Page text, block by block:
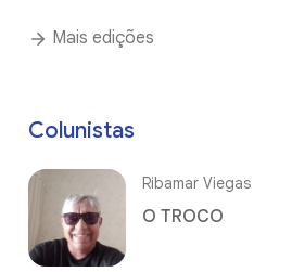
Mais edições
Colunistas
Ribamar Viegas
O TROCO